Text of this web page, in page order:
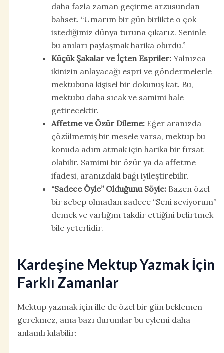
daha fazla zaman geçirme arzusundan
bahset. “Umarım bir gün birlikte o çok
istediğimiz dünya turuna çıkarız. Seninle
bu anıları paylaşmak harika olurdu.”
Küçük Şakalar ve İçten Espriler:Yalnızca
ikinizin anlayacağı espri ve göndermelerle
mektubuna kişisel bir dokunuş kat. Bu,
mektubu daha sıcak ve samimi hale
getirecektir.
Affetme ve Özür Dileme:Eğer aranızda
çözülmemiş bir mesele varsa, mektup bu
konuda adım atmak için harika bir fırsat
olabilir. Samimi bir özür ya da affetme
ifadesi, aranızdaki bağı iyileştirebilir.
“Sadece Öyle” Olduğunu Söyle:Bazen özel
bir sebep olmadan sadece “Seni seviyorum”
demek ve varlığını takdir ettiğini belirtmek
bile yeterlidir.
Kardeşine Mektup Yazmak İçin
Farklı Zamanlar
Mektup yazmak için ille de özel bir gün beklemen
gerekmez, ama bazı durumlar bu eylemi daha
anlamlı kılabilir: